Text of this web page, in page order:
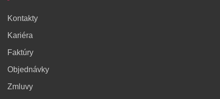
Kontakty
Kariéra
Faktúry
Objednávky
Zmluvy